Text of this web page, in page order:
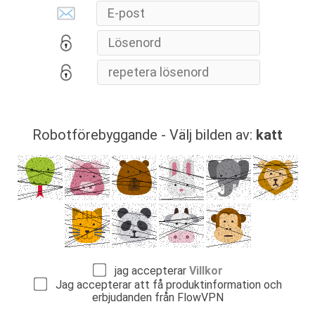
Robotförebyggande - Välj bilden av: katt
jag accepterar Villkor
Jag accepterar att få produktinformation och
erbjudanden från FlowVPN